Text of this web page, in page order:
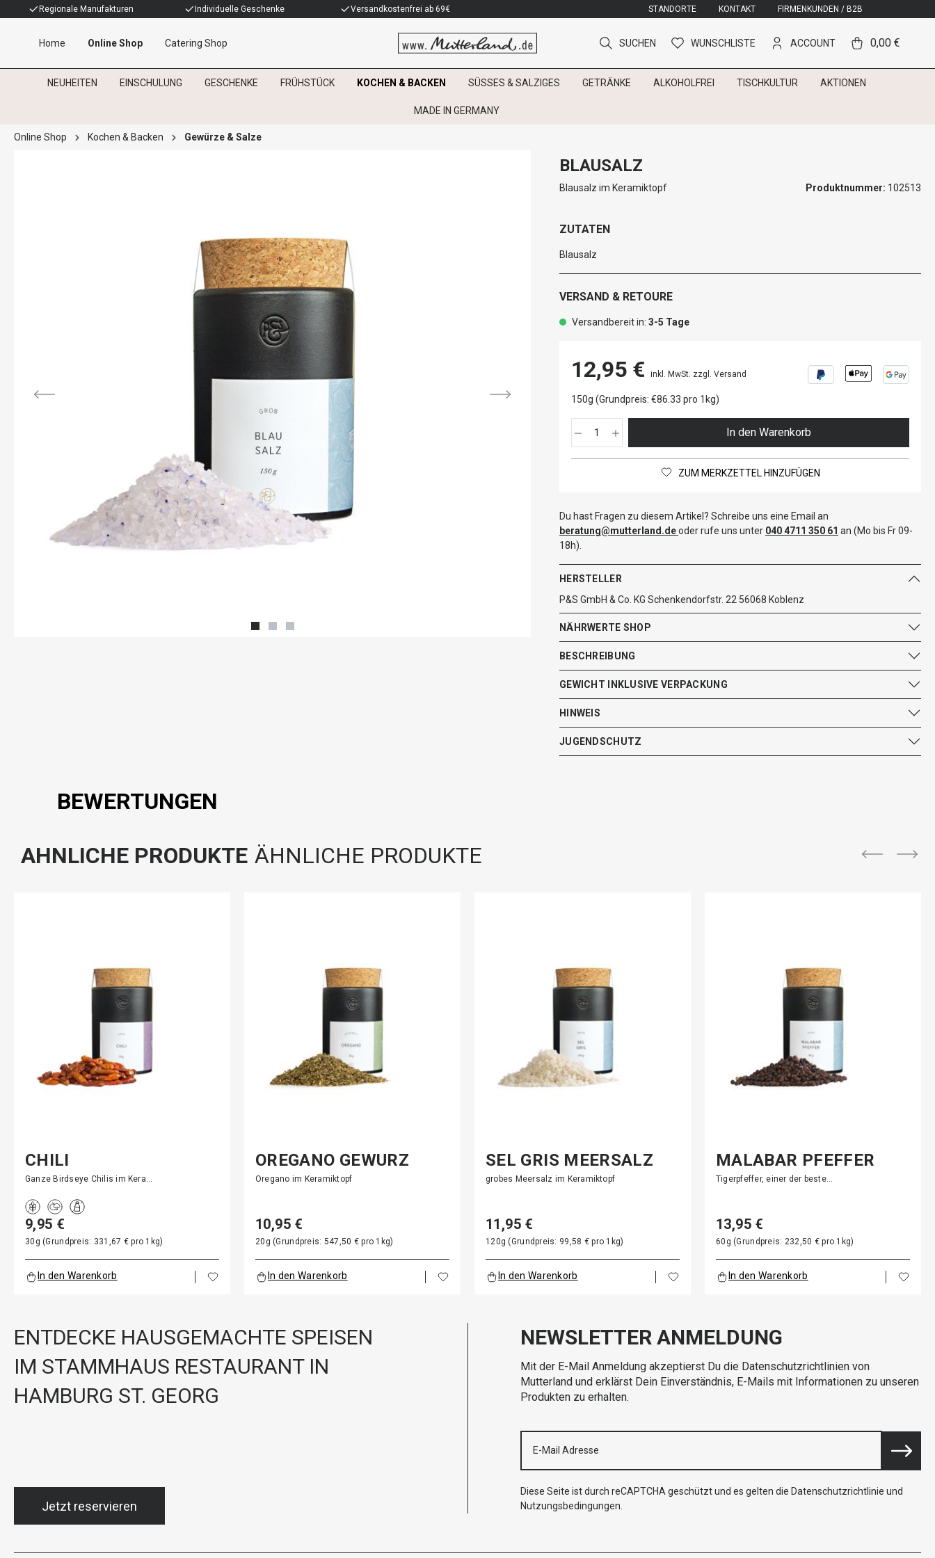
Regionale Manufakturen Individuelle Geschenke Versandkostenfrei ab 69€ STANDORTE KONTAKT FIRMENKUNDEN / B2B
Home Online Shop Catering Shop SUCHEN WUNSCHLISTE ACCOUNT 0,00 €
NEUHEITEN EINSCHULUNG GESCHENKE FRÜHSTÜCK KOCHEN & BACKEN SÜSSES & SALZIGES GETRÄNKE ALKOHOLFREI TISCHKULTUR AKTIONEN
MADE IN GERMANY
Online Shop Kochen & Backen Gewürze & Salze
BLAUSALZ
Blausalz im Keramiktopf Produktnummer: 102513
ZUTATEN
Blausalz
VERSAND & RETOURE
Versandbereit in: 3-5 Tage
12,95 € inkl. MwSt. zzgl. Versand
150g (Grundpreis: €86.33 pro 1kg)
In den Warenkorb
ZUM MERKZETTEL HINZUFÜGEN
Du hast Fragen zu diesem Artikel? Schreibe uns eine Email an
beratung@mutterland.deoder rufe uns unter 040 4711 350 61 an (Mo bis Fr 09-
18h).
HERSTELLER
P&S GmbH & Co. KG Schenkendorfstr. 22 56068 Koblenz
NÄHRWERTE SHOP
BESCHREIBUNG
GEWICHT INKLUSIVE VERPACKUNG
HINWEIS
JUGENDSCHUTZ
BEWERTUNGEN
AHNLICHE PRODUKTE ÄHNLICHE PRODUKTE
CHILI
Ganze Birdseye Chilis im Kera…
9,95 €
30g (Grundpreis: 331,67 € pro 1kg)
In den Warenkorb
OREGANO GEWÜRZ
Oregano im Keramiktopf
10,95 €
20g (Grundpreis: 547,50 € pro 1kg)
In den Warenkorb
SEL GRIS MEERSALZ
grobes Meersalz im Keramiktopf
11,95 €
120g (Grundpreis: 99,58 € pro 1kg)
In den Warenkorb
MALABAR PFEFFER
Tigerpfeffer, einer der beste…
13,95 €
60g (Grundpreis: 232,50 € pro 1kg)
In den Warenkorb
ENTDECKE HAUSGEMACHTE SPEISEN
IM STAMMHAUS RESTAURANT IN
HAMBURG ST. GEORG
Jetzt reservieren
NEWSLETTER ANMELDUNG
Mit der E-Mail Anmeldung akzeptierst Du die Datenschutzrichtlinien von
Mutterland und erklärst Dein Einverständnis, E-Mails mit Informationen zu unseren
Produkten zu erhalten.
Diese Seite ist durch reCAPTCHA geschützt und es gelten die Datenschutzrichtlinie und
Nutzungsbedingungen